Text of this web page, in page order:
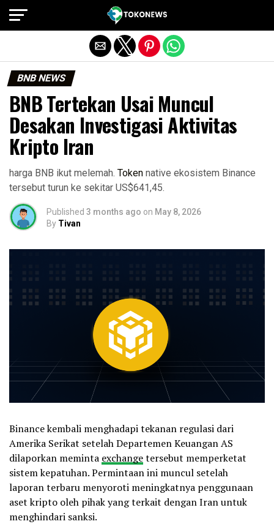
BNB NEWS
BNB Tertekan Usai Muncul
Desakan Investigasi Aktivitas
Kripto Iran
harga BNB ikut melemah. Token native ekosistem Binance
tersebut turun ke sekitar US$641,45.
Published 3 months ago on May 8, 2026
By Tivan
Binance kembali menghadapi tekanan regulasi dari
Amerika Serikat setelah Departemen Keuangan AS
dilaporkan meminta exchangetersebut memperketat
sistem kepatuhan. Permintaan ini muncul setelah
laporan terbaru menyoroti meningkatnya penggunaan
aset kripto oleh pihak yang terkait dengan Iran untuk
menghindari sanksi.
Exit mobile version